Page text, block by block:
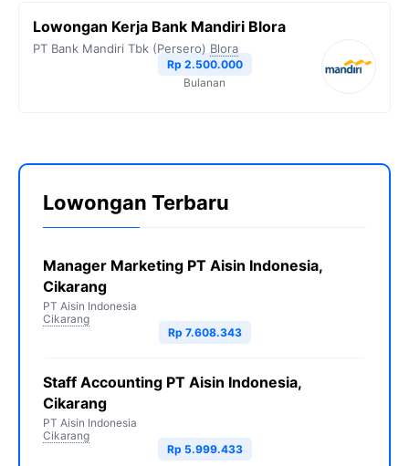
Lowongan Kerja Bank Mandiri Blora
PT Bank Mandiri Tbk (Persero) Blora
Rp 2.500.000
Bulanan
Lowongan Terbaru
Manager Marketing PT Aisin Indonesia,
Cikarang
PT Aisin Indonesia
Cikarang
Rp 7.608.343
Staff Accounting PT Aisin Indonesia,
Cikarang
PT Aisin Indonesia
Cikarang
Rp 5.999.433